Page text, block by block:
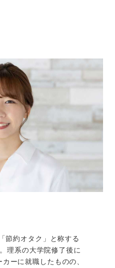
節約オタク」と称する
理系の大学院修了後に
ーに就職したものの、